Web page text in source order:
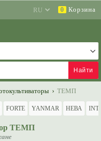
0 Корзина
› ТЕМП
FORTE YANMAR НЕВА
ТЕМП